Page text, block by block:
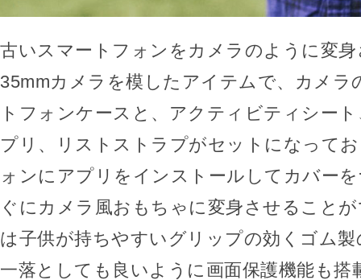
古いスマートフォンをカメラのように変
35mmカメラを模したアイテムで、カメラ
トフォンケースと、アクティビティシー
プリ、リストストラプがセットになって
ォンにアプリをインストールしてカバー
ぐにカメラ風おもちゃに変身させること
は子供が持ちやすいグリップの効くゴム
一落としても良いように画面保護機能も搭